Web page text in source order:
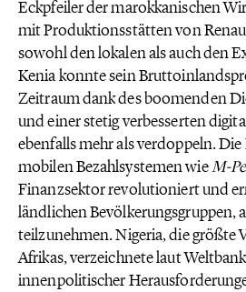
Eckpfeiler der marokkanischen
mit Produktionsstätten von
sowohl den lokalen als auch den
Kenia konnte sein
Zeitraum dank des boomenden
und einer stetig verbesserten
ebenfalls mehr als verdoppeln.
mobilen Bezahlsystemen wieM-
Finanzsektor revolutioniert und
ländlichen Bevölkerungsgruppen,
teilzunehmen. Nigeria, die größte
Afrikas, verzeichnete laut
innenpolitischer